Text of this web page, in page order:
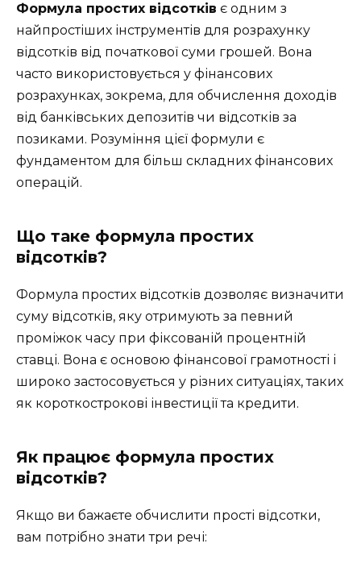
Формула простих відсотків є одним з
найпростіших інструментів для розрахунку
відсотків від початкової суми грошей. Вона
часто використовується у фінансових
розрахунках, зокрема, для обчислення доходів
від банківських депозитів чи відсотків за
позиками. Розуміння цієї формули є
фундаментом для більш складних фінансових
операцій.
Що таке формула простих
відсотків?
Формула простих відсотків дозволяє визначити
суму відсотків, яку отримують за певний
проміжок часу при фіксованій процентній
ставці. Вона є основою фінансової грамотності і
широко застосовується у різних ситуаціях, таких
як короткострокові інвестиції та кредити.
Як працює формула простих
відсотків?
Якщо ви бажаєте обчислити прості відсотки,
вам потрібно знати три речі: